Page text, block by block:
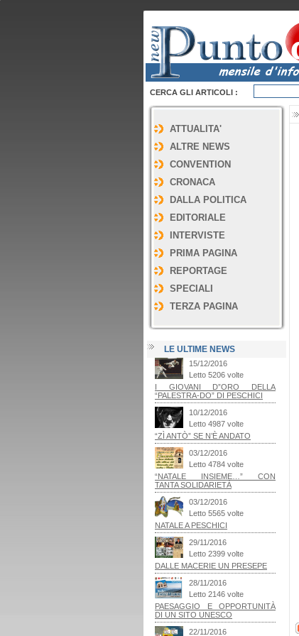
CERCA GLI ARTICOLI :
ATTUALITA'
ALTRE NEWS
CONVENTION
CRONACA
DALLA POLITICA
EDITORIALE
INTERVISTE
PRIMA PAGINA
REPORTAGE
SPECIALI
TERZA PAGINA
LE ULTIME NEWS